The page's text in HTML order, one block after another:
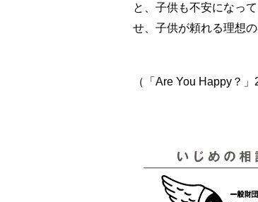
と、子供も不安になっ
せ、子供が頼れる理想
（「Are You Happy？」